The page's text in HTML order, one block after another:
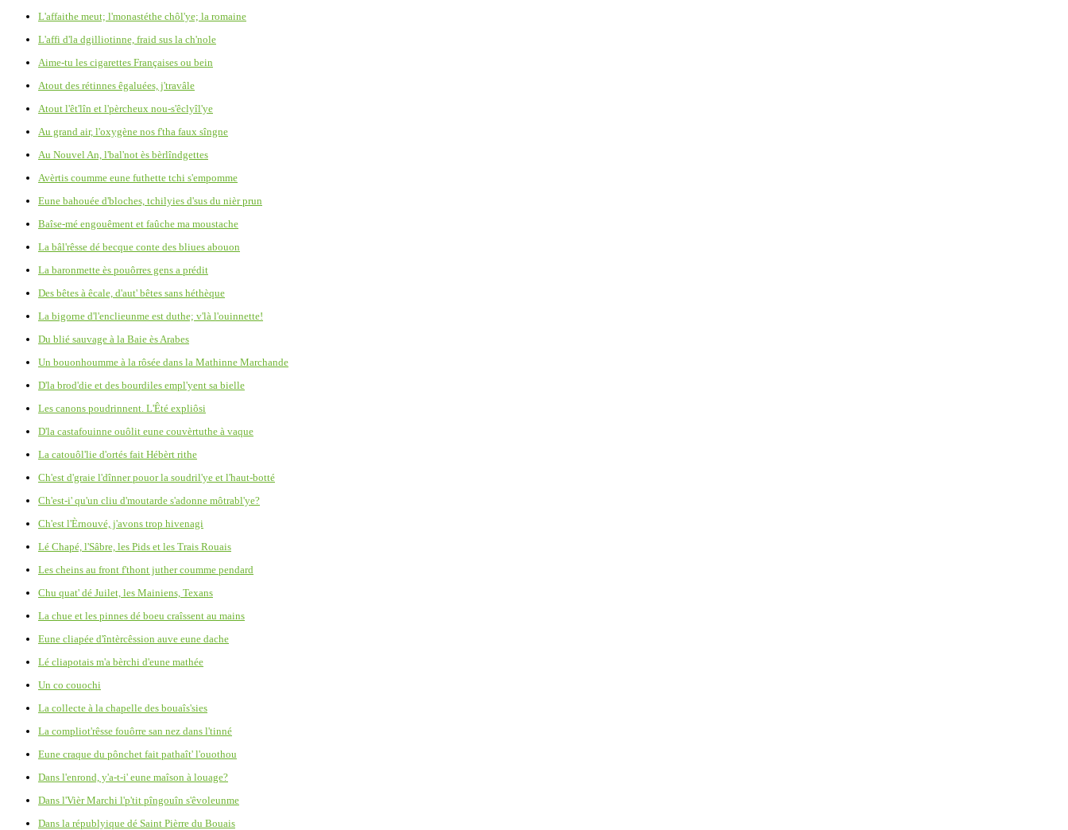
L'affaithe meut; l'monastéthe chôl'ye; la romaine
L'affi d'la dgilliotinne, fraid sus la ch'nole
Aime-tu les cigarettes Françaises ou bein
Atout des rétinnes êgaluées, j'travâle
Atout l'êt'lîn et l'pèrcheux nou-s'êclyîl'ye
Au grand air, l'oxygène nos f'tha faux sîngne
Au Nouvel An, l'bal'not ès bèrlîndgettes
Avèrtis coumme eune futhette tchi s'empomme
Eune bahouée d'bloches, tchilyies d'sus du nièr prun
Baîse-mé engouêment et faûche ma moustache
La bâl'rêsse dé becque conte des bliues abouon
La baronmette ès pouôrres gens a prédit
Des bêtes à êcale, d'aut' bêtes sans héthèque
La bigorne d'l'enclieunme est duthe; v'là l'ouinnette!
Du blié sauvage à la Baie ès Arabes
Un bouonhoumme à la rôsée dans la Mathinne Marchande
D'la brod'die et des bourdiles empl'yent sa bielle
Les canons poudrinnent. L'Êté expliôsi
D'la castafouinne ouôlit eune couvèrtuthe à vaque
La catouôl'lie d'ortés fait Hébèrt rithe
Ch'est d'graie l'dînner pouor la soudril'ye et l'haut-botté
Ch'est-i' qu'un cliu d'moutarde s'adonne môtrabl'ye?
Ch'est l'Èrnouvé, j'avons trop hivenagi
Lé Chapé, l'Sâbre, les Pids et les Trais Rouais
Les cheins au front f'thont juther coumme pendard
Chu quat' dé Juilet, les Mainiens, Texans
La chue et les pinnes dé boeu craîssent au mains
Eune cliapée d'întèrcêssion auve eune dache
Lé cliapotais m'a bèrchi d'eune mathée
Un co couochi
La collecte à la chapelle des bouaîs'sies
La compliot'rêsse fouôrre san nez dans l'tinné
Eune craque du pônchet fait pathaît' l'ouothou
Dans l'enrond, y'a-t-i' eune maîson à louage?
Dans l'Vièr Marchi l'p'tit pîngouîn s'êvoleunme
Dans la républyique dé Saint Pièrre du Bouais